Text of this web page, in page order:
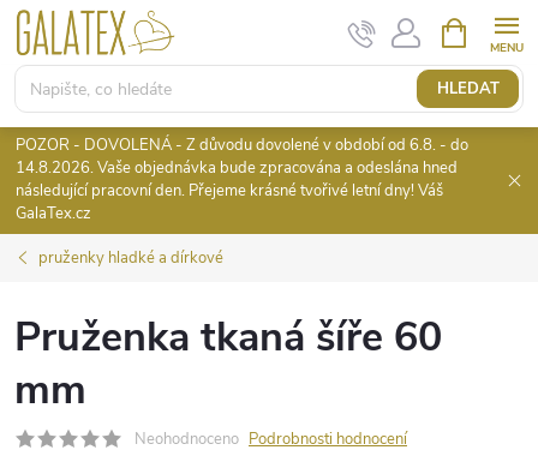
Přejít
obsah
HLEDAT
NÁKUPNÍ
KOŠÍK
POZOR - DOVOLENÁ - Z důvodu dovolené v období od 6.8. - do
14.8.2026. Vaše objednávka bude zpracována a odeslána hned
následující pracovní den. Přejeme krásné tvořivé letní dny! Váš
GalaTex.cz
pruženky hladké a dírkové
Pruženka tkaná šíře 60
mm
Neohodnoceno Podrobnosti hodnocení